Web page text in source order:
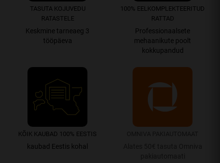
TASUTA KOJUVEDU
RATASTELE
Keskmine tarneaeg 3
tööpäeva
100% EEL­­­­KOMPLEK­TEERITUD
RATTAD
Professionaalsete
mehaanikute poolt
kokkupandud
KÕIK KAUBAD 100% EESTIS
kaubad Eestis kohal